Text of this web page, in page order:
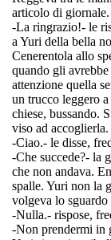
articolo di giornale.
-La ringrazio!- le
a Yuri della bella
Cenerentola allo
quando gli avrebbe
attenzione quella
un trucco leggero
chiese, bussando.
viso ad accoglierla.
-Ciao.- le disse,
-Che succede?- la
che non andava.
spalle. Yuri non la
volgeva lo sguardo
-Nulla.- rispose,
-Non prendermi in